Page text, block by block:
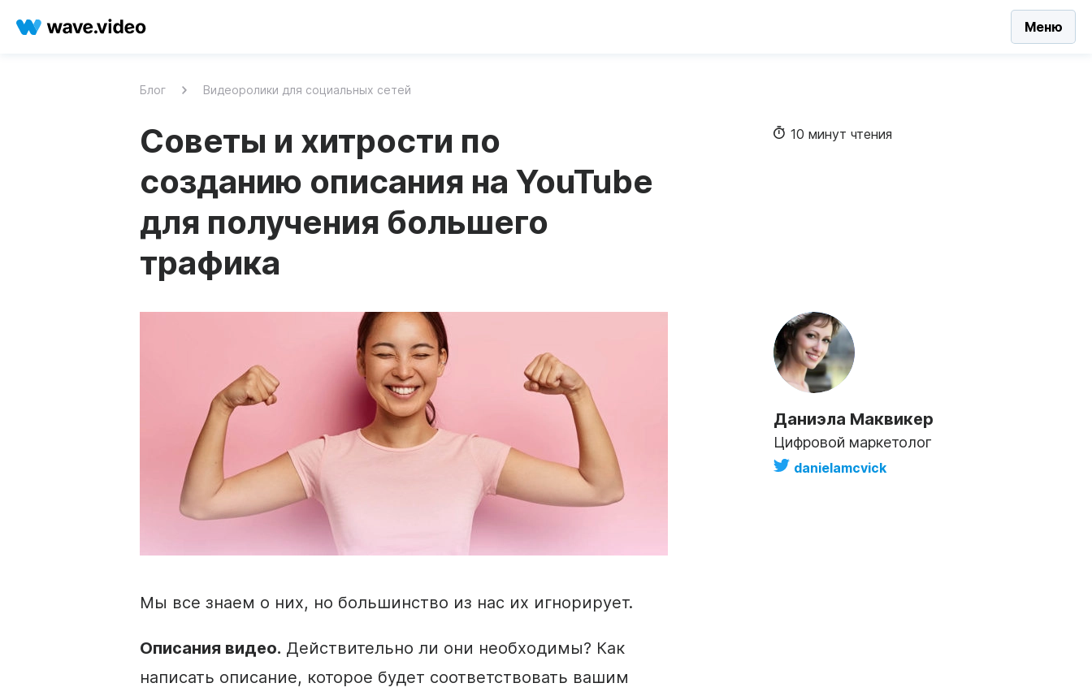
Меню
Блог Видеоролики для социальных сетей
Советы и хитрости по
созданию описания на YouTube
для получения большего
трафика
10 минут чтения
Даниэла Маквикер
Цифровой маркетолог
danielamcvick
Мы все знаем о них, но большинство из нас их игнорирует.
Описания видео. Действительно ли они необходимы? Как
написать описание, которое будет соответствовать вашим